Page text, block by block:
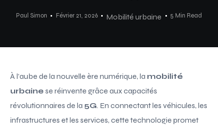
Paul Simon Février 21, 2026 Mobilité urbaine 5 Min Read
À l’aube de la nouvelle ère numérique, la mobilité
urbaine se réinvente grâce aux capacités
révolutionnaires de la 5G. En connectant les véhicules, les
infrastructures et les services, cette technologie promet